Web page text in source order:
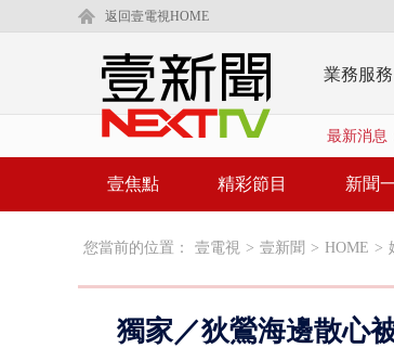
返回壹電視HOME
業務服務
最新消息
壹焦點 精彩節目 新聞
您當前的位置： 壹電視 > 壹新聞 > HOME >
獨家／狄鶯海邊散心